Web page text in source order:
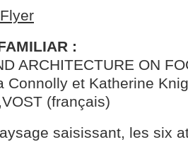
:
ARCHITECTURE ON
Connolly et Katherine
(français)
saisissant, les six